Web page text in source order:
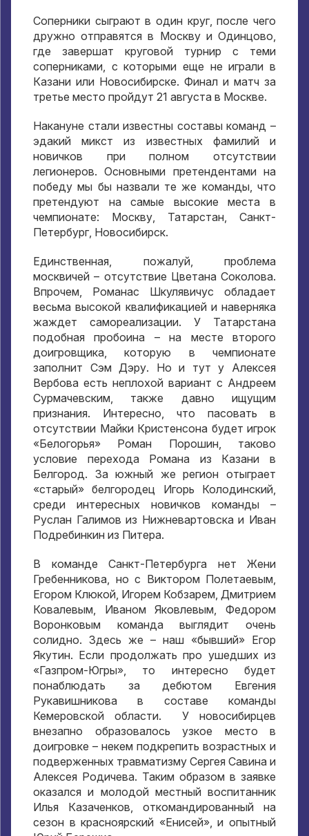
Соперники сыграют в один круг, после чего
дружно отправятся в Москву и Одинцово,
где завершат круговой турнир с теми
соперниками, с которыми еще не играли в
Казани или Новосибирске. Финал и матч за
третье место пройдут 21 августа в Москве.
Накануне стали известны составы команд –
эдакий микст из известных фамилий и
новичков при полном отсутствии
легионеров. Основными претендентами на
победу мы бы назвали те же команды, что
претендуют на самые высокие места в
чемпионате: Москву, Татарстан, Санкт-
Петербург, Новосибирск.
Единственная, пожалуй, проблема
москвичей – отсутствие Цветана Соколова.
Впрочем, Романас Шкулявичус обладает
весьма высокой квалификацией и наверняка
жаждет самореализации. У Татарстана
подобная пробоина – на месте второго
доигровщика, которую в чемпионате
заполнит Сэм Дэру. Но и тут у Алексея
Вербова есть неплохой вариант с Андреем
Сурмачевским, также давно ищущим
признания. Интересно, что пасовать в
отсутствии Майки Кристенсона будет игрок
«Белогорья» Роман Порошин, таково
условие перехода Романа из Казани в
Белгород. За южный же регион отыграет
«старый» белгородец Игорь Колодинский,
среди интересных новичков команды –
Руслан Галимов из Нижневартовска и Иван
Подребинкин из Питера.
В команде Санкт-Петербурга нет Жени
Гребенникова, но с Виктором Полетаевым,
Егором Клюкой, Игорем Кобзарем, Дмитрием
Ковалевым, Иваном Яковлевым, Федором
Воронковым команда выглядит очень
солидно. Здесь же – наш «бывший» Егор
Якутин. Если продолжать про ушедших из
«Газпром-Югры», то интересно будет
понаблюдать за дебютом Евгения
Рукавишникова в составе команды
Кемеровской области. У новосибирцев
внезапно образовалось узкое место в
доигровке – некем подкрепить возрастных и
подверженных травматизму Сергея Савина и
Алексея Родичева. Таким образом в заявке
оказался и молодой местный воспитанник
Илья Казаченков, откомандированный на
сезон в красноярский «Енисей», и опытный